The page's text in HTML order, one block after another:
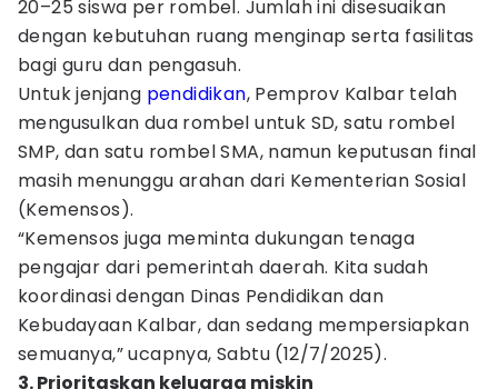
20–25 siswa per rombel. Jumlah ini disesuaikan
dengan kebutuhan ruang menginap serta fasilitas
bagi guru dan pengasuh.
Untuk jenjang pendidikan, Pemprov Kalbar telah
mengusulkan dua rombel untuk SD, satu rombel
SMP, dan satu rombel SMA, namun keputusan final
masih menunggu arahan dari Kementerian Sosial
(Kemensos).
“Kemensos juga meminta dukungan tenaga
pengajar dari pemerintah daerah. Kita sudah
koordinasi dengan Dinas Pendidikan dan
Kebudayaan Kalbar, dan sedang mempersiapkan
semuanya,” ucapnya, Sabtu (12/7/2025).
3. Prioritaskan keluarga miskin